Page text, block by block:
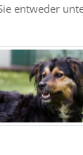
entweder